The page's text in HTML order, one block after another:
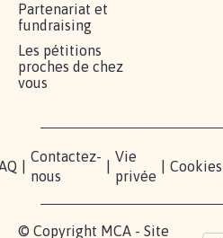
Partenariat et
fundraising
Les pétitions
proches de chez
vous
Contactez-
nous
Vie
privée
Cookies
© Copyright MCA - Site